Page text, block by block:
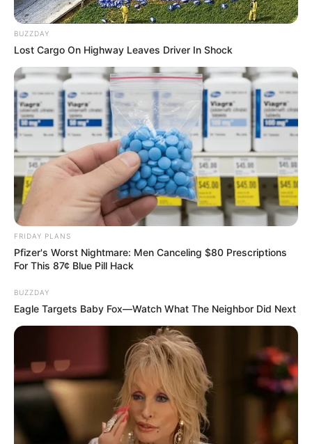
เนื้อหาที่ได้รับการโปรโมต
Why this ordinary drink is the secret to feeling your
CTA LOVE
BUZZDAY
Lost Cargo On Highway Leaves Driver In Shock
FRIDAY PLANS
Pfizer's Worst Nightmare: Men Canceling $80 Prescriptions
For This 87¢ Blue Pill Hack
BUZZDAY
Eagle Targets Baby Fox—Watch What The Neighbor Did Next